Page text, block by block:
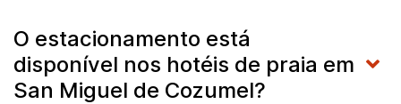
O estacionamento está
disponível nos hotéis de praia em
San Miguel de Cozumel?